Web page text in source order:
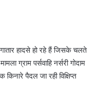
हादसे हो रहे हैं जिसके चलते
ग्राम पर्सवाहि नर्सरी गोदाम
पैदल जा रही विक्षिप्त